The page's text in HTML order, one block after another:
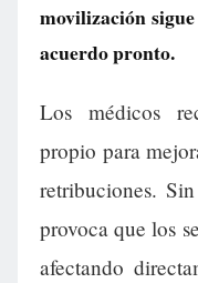
movilización
acuerdo pronto.
Los médicos
propio para
retribuciones.
provoca que los
afectando